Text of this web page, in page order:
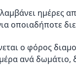
ημέρες
οποιαδήποτε
ο φόρος
ανά δωμάτιο,